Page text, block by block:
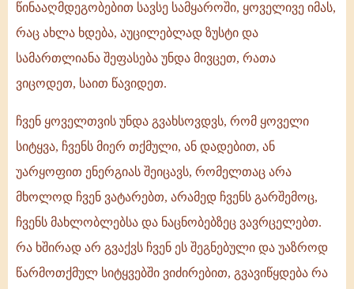
წინააღმდეგობებით სავსე სამყაროში, ყოველივე იმას,
რაც ახლა ხდება, აუცილებლად ზუსტი და
სამართლიანა შეფასება უნდა მივცეთ, რათა
ვიცოდეთ, საით წავიდეთ.
ჩვენ ყოველთვის უნდა გვახსოვდვს, რომ ყოველი
სიტყვა, ჩვენს მიერ თქმული, ან დადებით, ან
უარყოფით ენერგიას შეიცავს, რომელთაც არა
მხოლოდ ჩვენ ვატარებთ, არამედ ჩვენს გარშემოც,
ჩვენს მახლობლებსა და ნაცნობებზეც ვავრცელებთ.
რა ხშირად არ გვაქვს ჩვენ ეს შეგნებული და უაზროდ
წარმოთქმულ სიტყვებში ვიძირებით, გვავიწყდება რა